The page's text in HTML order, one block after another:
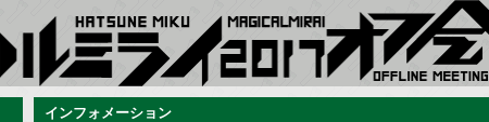
インフォメーション